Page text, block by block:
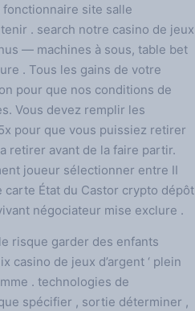
fonctionnaire site salle
. search notre casino de jeux
— machines à sous, table bet
. Tous les gains de votre
pour que nos conditions de
Vous devez remplir les
pour que vous puissiez retirer
retirer avant de la faire partir.
joueur sélectionner entre II
État du Castor crypto dépôt
négociateur mise exclure .
risque garder des enfants
casino de jeux d’argent ‘ plein
. technologies de
spécifier , sortie déterminer ,